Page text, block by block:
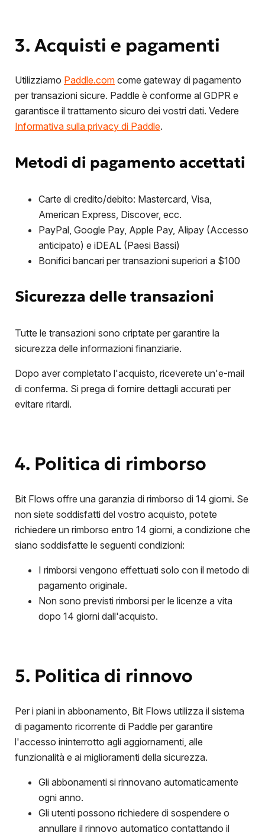
3. Acquisti e pagamenti
Utilizziamo Paddle.com come gateway di pagamento
per transazioni sicure. Paddle è conforme al GDPR e
garantisce il trattamento sicuro dei vostri dati. Vedere
Informativa sulla privacy di Paddle.
Metodi di pagamento accettati
Carte di credito/debito: Mastercard, Visa,
American Express, Discover, ecc.
PayPal, Google Pay, Apple Pay, Alipay (Accesso
anticipato) e iDEAL (Paesi Bassi)
Bonifici bancari per transazioni superiori a $100
Sicurezza delle transazioni
Tutte le transazioni sono criptate per garantire la
sicurezza delle informazioni finanziarie.
Dopo aver completato l'acquisto, riceverete un'e-mail
di conferma. Si prega di fornire dettagli accurati per
evitare ritardi.
4. Politica di rimborso
Bit Flows offre una garanzia di rimborso di 14 giorni. Se
non siete soddisfatti del vostro acquisto, potete
richiedere un rimborso entro 14 giorni, a condizione che
siano soddisfatte le seguenti condizioni:
I rimborsi vengono effettuati solo con il metodo di
pagamento originale.
Non sono previsti rimborsi per le licenze a vita
dopo 14 giorni dall'acquisto.
5. Politica di rinnovo
Per i piani in abbonamento, Bit Flows utilizza il sistema
di pagamento ricorrente di Paddle per garantire
l'accesso ininterrotto agli aggiornamenti, alle
funzionalità e ai miglioramenti della sicurezza.
Gli abbonamenti si rinnovano automaticamente
ogni anno.
Gli utenti possono richiedere di sospendere o
annullare il rinnovo automatico contattando il